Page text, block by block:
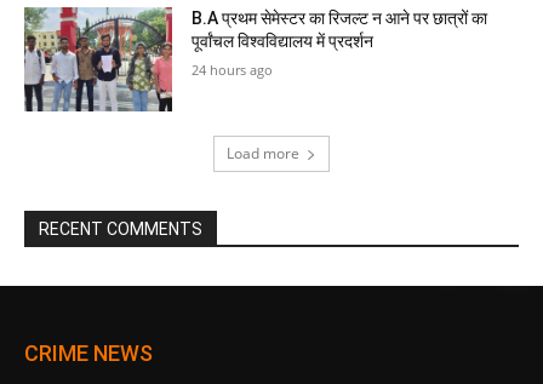
B.A प्रथम सेमेस्टर का रिजल्ट न आने पर छात्रों का
पूर्वांचल विश्वविद्यालय में प्रदर्शन
24 hours ago
Load more
RECENT COMMENTS
CRIME NEWS